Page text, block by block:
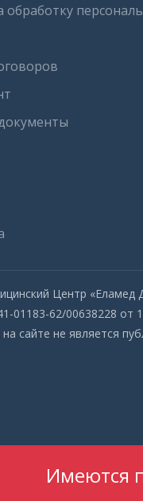
обработку
Центр «Еламед
01183-62/00638228 от
сайте не является
Имеются